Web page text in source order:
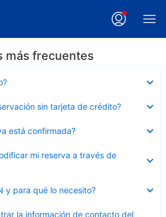
más frecuentes
sin tarjeta de crédito?
está confirmada?
mi reserva a través de
y para qué lo necesito?
la información de contacto del